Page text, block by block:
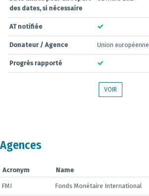
des dates, si nécessaire
AT notifiée
Donateur / Agence Union européenne
Progrès rapporté
VOIR
Agences
Acronym Name
FMI Fonds Monétaire International